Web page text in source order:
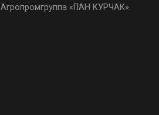
Агропромгруппа «ПАН КУРЧАК».